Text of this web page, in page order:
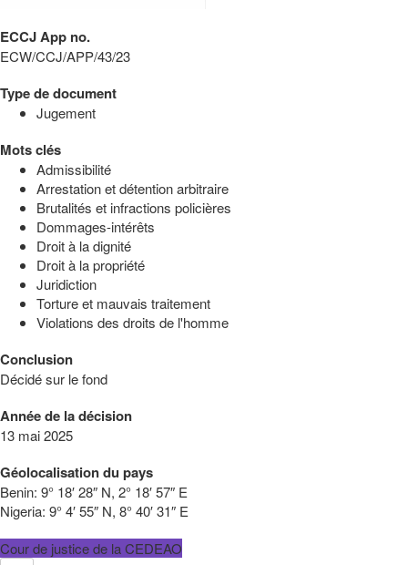
ECCJ App no.
ECW/CCJ/APP/43/23
Type de document
Jugement
Mots clés
Admissibilité
Arrestation et détention arbitraire
Brutalités et infractions policières
Dommages-intérêts
Droit à la dignité
Droit à la propriété
Juridiction
Torture et mauvais traitement
Violations des droits de l'homme
Conclusion
Décidé sur le fond
Année de la décision
13 mai 2025
Géolocalisation du pays
Benin: 9° 18′ 28″ N, 2° 18′ 57″ E
Nigeria: 9° 4′ 55″ N, 8° 40′ 31″ E
Cour de justice de la CEDEAO